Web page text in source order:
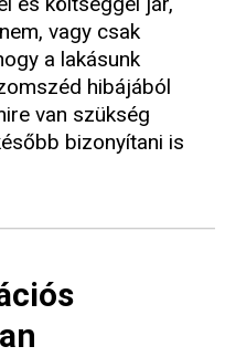
vagy csak
a lakásunk
hibájából
van szükség
bizonyítani is